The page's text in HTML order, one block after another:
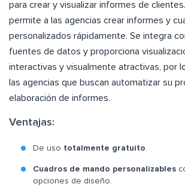
para crear y visualizar informes de
permite a las agencias crear informes y
personalizados rápidamente. Se integra
fuentes de datos y proporciona
interactivas y visualmente atractivas, por
las agencias que buscan automatizar su
elaboración de informes.
Ventajas:
De uso totalmente gratuito.
Cuadros de mando personalizables
opciones de diseño.